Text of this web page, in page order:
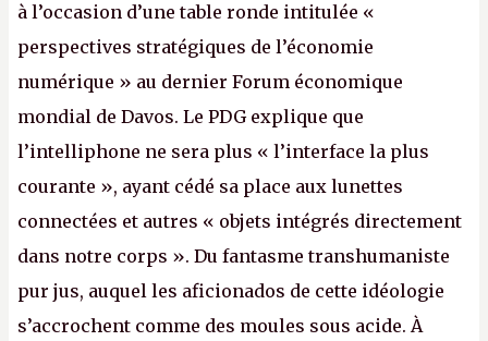
à l’occasion d’une table ronde intitulée «
perspectives stratégiques de l’économie
numérique » au dernier Forum économique
mondial de Davos. Le PDG explique que
l’intelliphone ne sera plus « l’interface la plus
courante », ayant cédé sa place aux lunettes
connectées et autres « objets intégrés directement
dans notre corps ». Du fantasme transhumaniste
pur jus, auquel les aficionados de cette idéologie
s’accrochent comme des moules sous acide. À